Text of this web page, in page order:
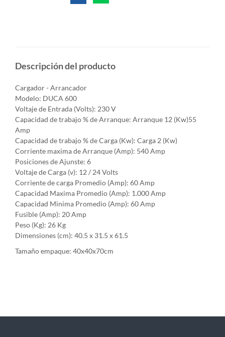
Descripción del producto
Cargador - Arrancador
Modelo: DUCA 600
Voltaje de Entrada (Volts): 230 V
Capacidad de trabajo % de Arranque: Arranque 12 (Kw)55
Amp
Capacidad de trabajo % de Carga (Kw): Carga 2 (Kw)
Corriente maxima de Arranque (Amp): 540 Amp
Posiciones de Ajunste: 6
Voltaje de Carga (v): 12 / 24 Volts
Corriente de carga Promedio (Amp): 60 Amp
Capacidad Maxima Promedio (Amp): 1.000 Amp
Capacidad Minima Promedio (Amp): 60 Amp
Fusible (Amp): 20 Amp
Peso (Kg): 26 Kg
Dimensiones (cm): 40.5 x 31.5 x 61.5
Tamaño empaque: 40x40x70cm